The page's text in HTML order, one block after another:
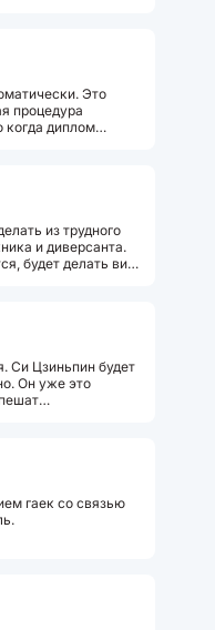
Это
процедура
когда диплом
из трудного
и диверсанта.
будет делать вид,
Си Цзиньпин будет
Он уже это
гаек со связью